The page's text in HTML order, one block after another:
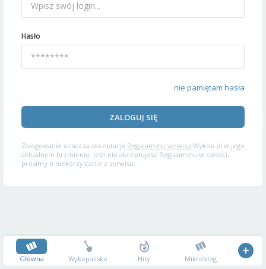
Hasło
nie pamiętam hasła
ZALOGUJ SIĘ
Zalogowanie oznacza akceptację Regulaminu serwisu Wykop.pl w jego
aktualnym brzmieniu. Jeśli nie akceptujesz Regulaminu w całości,
prosimy o niekorzystanie z serwisu.
Główna Wykopalisko Hity Mikroblog